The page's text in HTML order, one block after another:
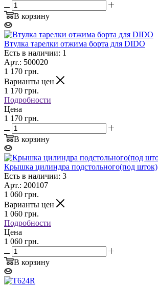
В корзину
Втулка тарелки отжима борта для DIDO
Есть в наличии: 1
Арт.: 500020
1 170 грн.
Варианты цен
1 170 грн.
Подробности
Цена
1 170 грн.
В корзину
Крышка цилиндра подстольного(под шток)
Есть в наличии: 3
Арт.: 200107
1 060 грн.
Варианты цен
1 060 грн.
Подробности
Цена
1 060 грн.
В корзину